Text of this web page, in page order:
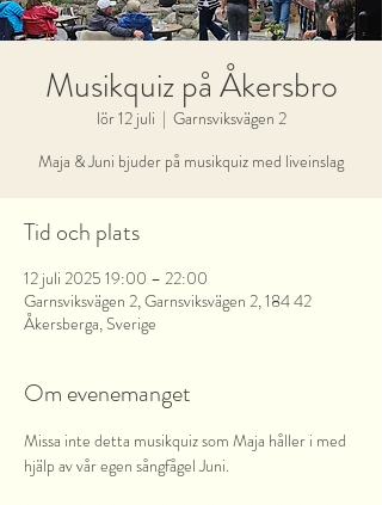
Musikquiz på Åkersbro
lör 12 juli
  |
Garnsviksvägen 2
Maja & Juni bjuder på musikquiz med liveinslag
Tid och plats
12 juli 2025 19:00 – 22:00
Garnsviksvägen 2, Garnsviksvägen 2, 184 42
Åkersberga, Sverige
Om evenemanget
Missa inte detta musikquiz som Maja håller i med
hjälp av vår egen sångfågel Juni.